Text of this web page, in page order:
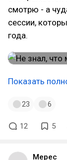
смотрю - а
сессии,
года.
Показать
23 6
12 5
Мерес